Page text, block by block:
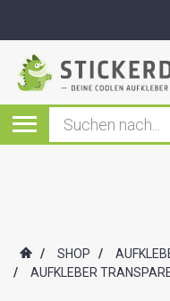
/ SHOP /
/
AUFKLEBER